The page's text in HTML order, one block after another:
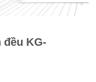
đều KG-